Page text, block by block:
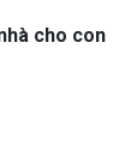
cho con